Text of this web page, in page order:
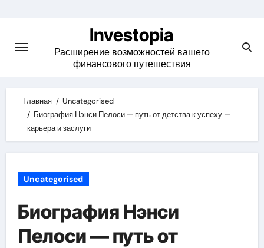
content
Investopia
Расширение возможностей вашего
финансового путешествия
Главная
Uncategorised
Биография Нэнси Пелоси — путь от детства к успеху —
карьера и заслуги
Uncategorised
Биография Нэнси
Пелоси — путь от